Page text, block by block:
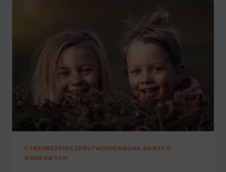
CYBERBEZPIECZEŃSTWO| OCHRONA DANYCH
OSOBOWYCH